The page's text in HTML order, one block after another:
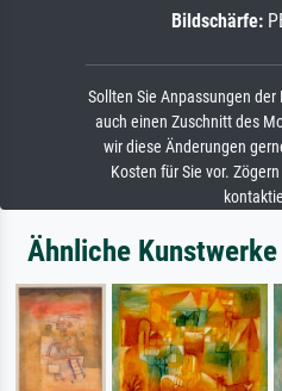
Bildschärfe:
Sollten Sie Anpassungen
auch einen Zuschnitt des
wir diese Änderungen
Kosten für Sie vor.
Ähnliche